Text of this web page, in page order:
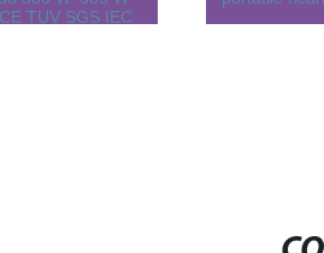
TUV SGS IEC